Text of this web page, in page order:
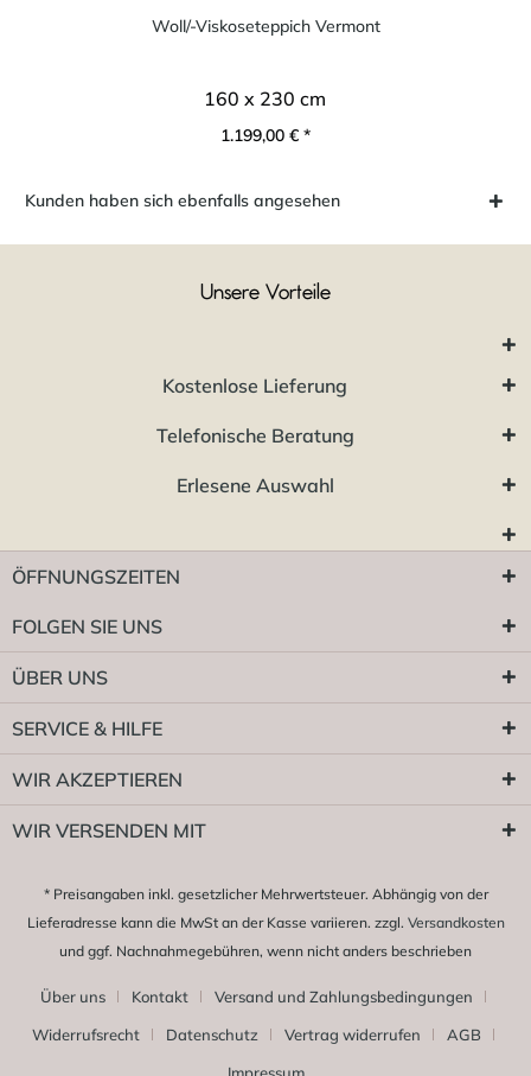
Woll/-Viskoseteppich Vermont
160 x 230 cm
1.199,00 € *
Kunden haben sich ebenfalls angesehen
Unsere Vorteile
Kostenlose Lieferung
Telefonische Beratung
Erlesene Auswahl
ÖFFNUNGSZEITEN
FOLGEN SIE UNS
ÜBER UNS
SERVICE & HILFE
WIR AKZEPTIEREN
WIR VERSENDEN MIT
* Preisangaben inkl. gesetzlicher Mehrwertsteuer. Abhängig von der
Lieferadresse kann die MwSt an der Kasse variieren. zzgl. Versandkosten
und ggf. Nachnahmegebühren, wenn nicht anders beschrieben
Über uns Kontakt
Versand und Zahlungsbedingungen
Widerrufsrecht
Datenschutz Vertrag widerrufen
AGB